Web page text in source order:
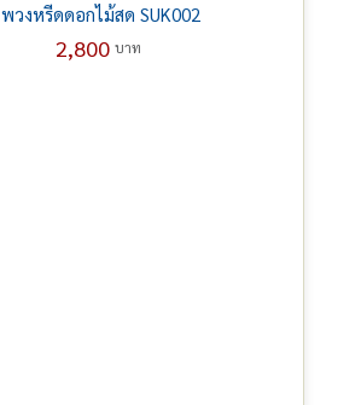
พวงหรีดดอกไม้สด SUK002
2,800บาท